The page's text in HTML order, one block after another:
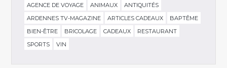
AGENCE DE VOYAGE ANIMAUX
ANTIQUITÉS
ARDENNES TV-MAGAZINE
ARTICLES CADEAUX
BAPTÊME
BIEN-ÊTRE
BRICOLAGE CADEAUX
RESTAURANT
SPORTS
VIN